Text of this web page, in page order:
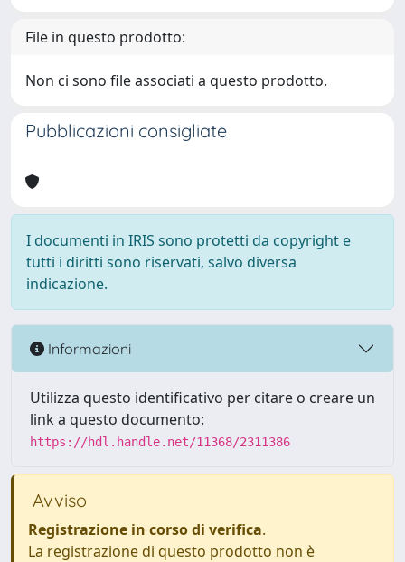
File in questo prodotto:
Non ci sono file associati a questo prodotto.
Pubblicazioni consigliate
I documenti in IRIS sono protetti da copyright e
tutti i diritti sono riservati, salvo diversa
indicazione.
Informazioni
Utilizza questo identificativo per citare o creare un
link a questo documento:
https://hdl.handle.net/11368/2311386
Avviso
Registrazione in corso di verifica.
La registrazione di questo prodotto non è